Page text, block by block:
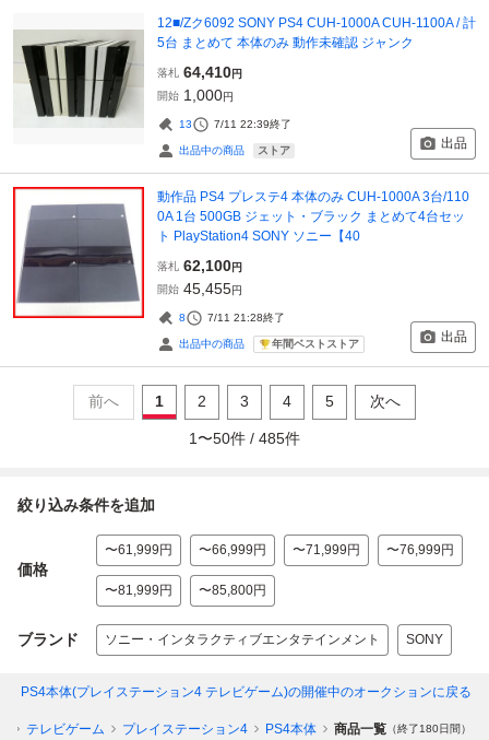
12■/Zク6092 SONY PS4 CUH-1000A CUH-1100A / 計
5台 まとめて 本体のみ 動作未確認 ジャンク
落札 64,410円
開始 1,000円
13 7/11 22:39終了
出品中の商品 ストア 出品
動作品 PS4 プレステ4 本体のみ CUH-1000A 3台/110
0A 1台 500GB ジェット・ブラック まとめて4台セッ
ト PlayStation4 SONY ソニー【40
落札 62,100円
開始 45,455円
8 7/11 21:28終了
出品中の商品 年間ベストストア 出品
前へ 1 2 3 4 5 次へ
1 〜50件 / 485件
絞り込み条件を追加
価格
〜61,999円 〜66,999円 〜71,999円 〜76,999円
〜81,999円 〜85,800円
ブランド ソニー・インタラクティブエンタテインメント SONY
PS4本体(プレイステーション4 テレビゲーム)の開催中のオークションに戻る
テレビゲーム プレイステーション4 PS4本体 商品一覧 （終了180日間）